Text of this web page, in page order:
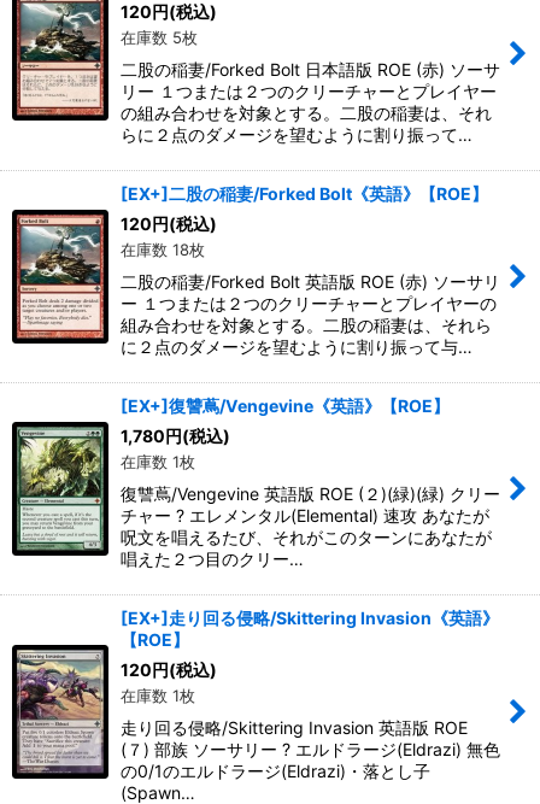
120円(税込)
在庫数 5枚
二股の稲妻/Forked Bolt 日本語版 ROE (赤) ソーサ
リー １つまたは２つのクリーチャーとプレイヤー
の組み合わせを対象とする。二股の稲妻は、それ
らに２点のダメージを望むように割り振って…
[EX+]二股の稲妻/Forked Bolt《英語》【ROE】
120円(税込)
在庫数 18枚
二股の稲妻/Forked Bolt 英語版 ROE (赤) ソーサリ
ー １つまたは２つのクリーチャーとプレイヤーの
組み合わせを対象とする。二股の稲妻は、それら
に２点のダメージを望むように割り振って与…
[EX+]復讐蔦/Vengevine《英語》【ROE】
1,780円(税込)
在庫数 1枚
復讐蔦/Vengevine 英語版 ROE (２)(緑)(緑) クリー
チャー ? エレメンタル(Elemental) 速攻 あなたが
呪文を唱えるたび、それがこのターンにあなたが
唱えた２つ目のクリー…
[EX+]走り回る侵略/Skittering Invasion《英語》
【ROE】
120円(税込)
在庫数 1枚
走り回る侵略/Skittering Invasion 英語版 ROE
(７) 部族 ソーサリー ? エルドラージ(Eldrazi) 無色
の0/1のエルドラージ(Eldrazi)・落とし子
(Spawn…